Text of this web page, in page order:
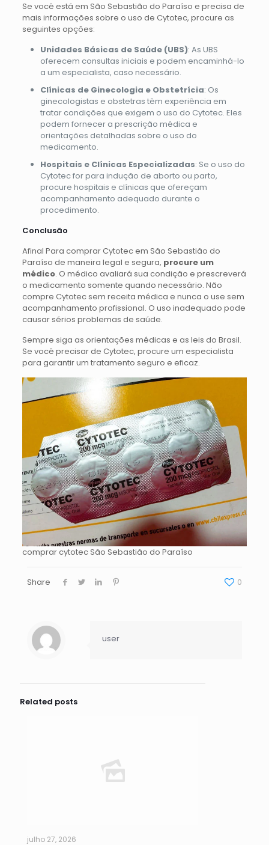
Se você está em São Sebastião do Paraíso e precisa de
mais informações sobre o uso de Cytotec, procure as
seguintes opções:
Unidades Básicas de Saúde (UBS): As UBS
oferecem consultas iniciais e podem encaminhá-lo
a um especialista, caso necessário.
Clínicas de Ginecologia e Obstetrícia: Os
ginecologistas e obstetras têm experiência em
tratar condições que exigem o uso do Cytotec. Eles
podem fornecer a prescrição médica e
orientações detalhadas sobre o uso do
medicamento.
Hospitais e Clínicas Especializadas: Se o uso do
Cytotec for para indução de aborto ou parto,
procure hospitais e clínicas que ofereçam
acompanhamento adequado durante o
procedimento.
Conclusão
Afinal Para comprar Cytotec em São Sebastião do
Paraíso de maneira legal e segura, procure um
médico. O médico avaliará sua condição e prescreverá
o medicamento somente quando necessário. Não
compre Cytotec sem receita médica e nunca o use sem
acompanhamento profissional. O uso inadequado pode
causar sérios problemas de saúde.
Sempre siga as orientações médicas e as leis do Brasil.
Se você precisar de Cytotec, procure um especialista
para garantir um tratamento seguro e eficaz.
comprar cytotec São Sebastião do Paraíso
Share 0
user
Related posts
julho 27, 2026